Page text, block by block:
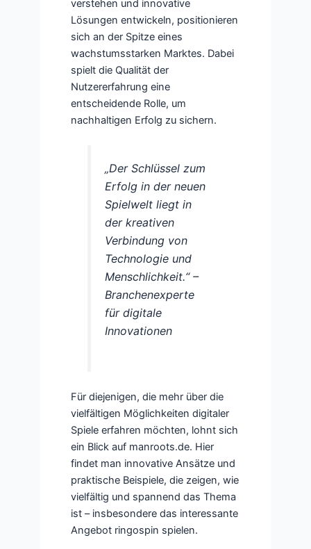
verstehen und innovative
Lösungen entwickeln, positionieren
sich an der Spitze eines
wachstumsstarken Marktes. Dabei
spielt die Qualität der
Nutzererfahrung eine
entscheidende Rolle, um
nachhaltigen Erfolg zu sichern.
„Der Schlüssel zum
Erfolg in der neuen
Spielwelt liegt in
der kreativen
Verbindung von
Technologie und
Menschlichkeit.“ –
Branchenexperte
für digitale
Innovationen
Für diejenigen, die mehr über die
vielfältigen Möglichkeiten digitaler
Spiele erfahren möchten, lohnt sich
ein Blick auf manroots.de. Hier
findet man innovative Ansätze und
praktische Beispiele, die zeigen, wie
vielfältig und spannend das Thema
ist – insbesondere das interessante
Angebot ringospin spielen.